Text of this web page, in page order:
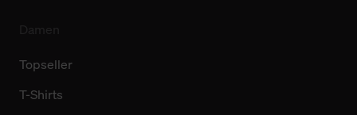
Topseller
T-Shirts